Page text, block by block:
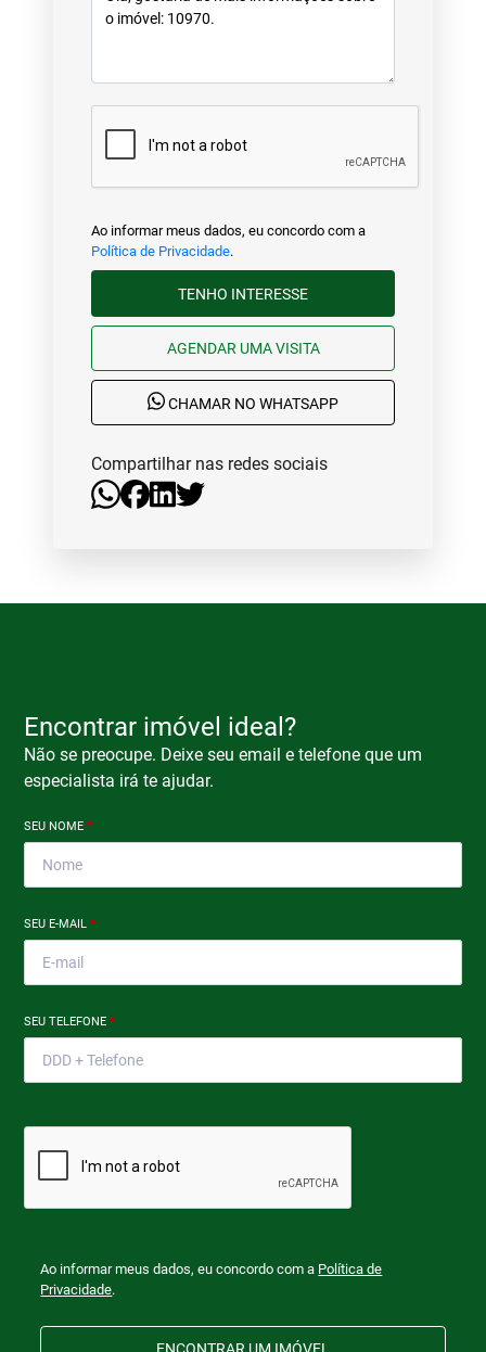
Ao informar meus dados, eu concordo com a
Política de Privacidade.
TENHO INTERESSE
AGENDAR UMA VISITA
CHAMAR NO WHATSAPP
Compartilhar nas redes sociais
Encontrar imóvel ideal?
Não se preocupe. Deixe seu email e telefone que um
especialista irá te ajudar.
SEU NOME*
SEU E-MAIL*
SEU TELEFONE*
Ao informar meus dados, eu concordo com a Política de
Privacidade.